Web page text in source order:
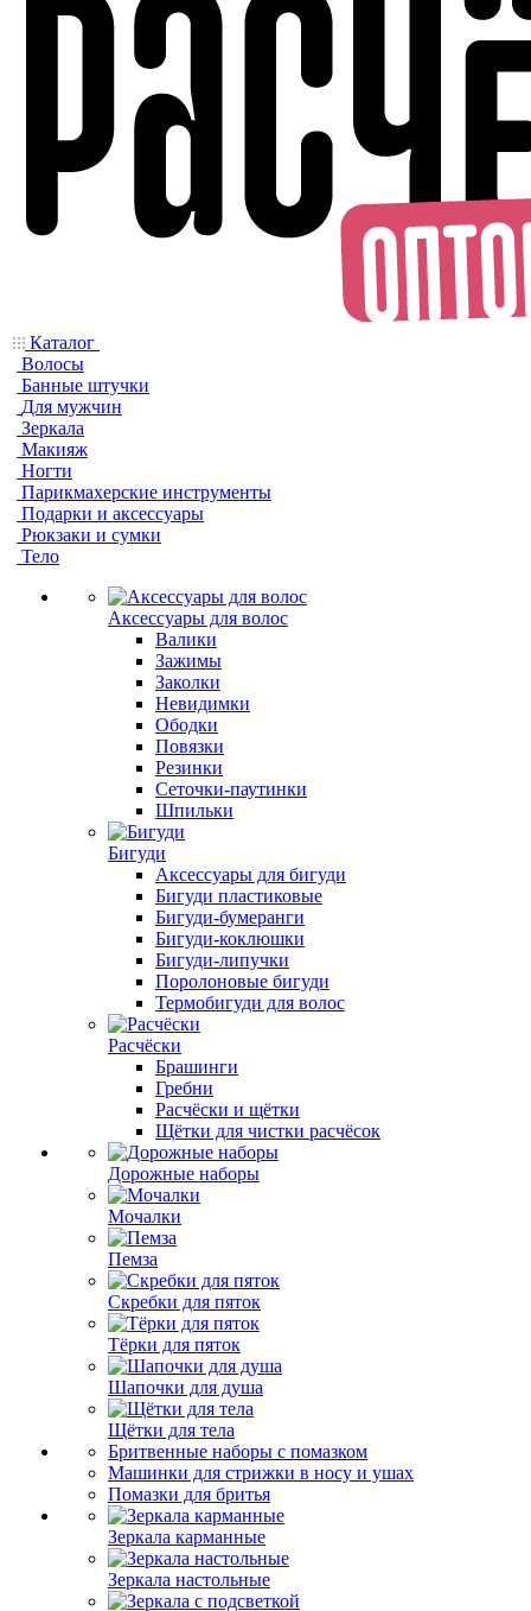
Каталог
Волосы
Банные штучки
Для мужчин
Зеркала
Макияж
Ногти
Парикмахерские инструменты
Подарки и аксессуары
Рюкзаки и сумки
Тело
Аксессуары для волос
Валики
Зажимы
Заколки
Невидимки
Ободки
Повязки
Резинки
Сеточки-паутинки
Шпильки
Бигуди
Аксессуары для бигуди
Бигуди пластиковые
Бигуди-бумеранги
Бигуди-коклюшки
Бигуди-липучки
Поролоновые бигуди
Термобигуди для волос
Расчёски
Брашинги
Гребни
Расчёски и щётки
Щётки для чистки расчёсок
Дорожные наборы
Мочалки
Пемза
Скребки для пяток
Тёрки для пяток
Шапочки для душа
Щётки для тела
Бритвенные наборы с помазком
Машинки для стрижки в носу и ушах
Помазки для бритья
Зеркала карманные
Зеркала настольные